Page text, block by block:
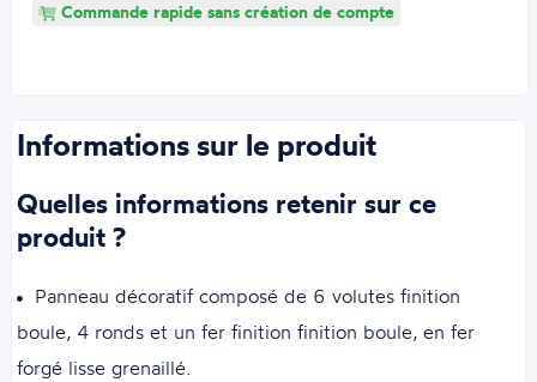
Commande rapide sans création de compte
Informations sur le produit
Quelles informations retenir sur ce
produit ?
Panneau décoratif composé de 6 volutes finition
boule, 4 ronds et un fer finition finition boule, en fer
forgé lisse grenaillé.